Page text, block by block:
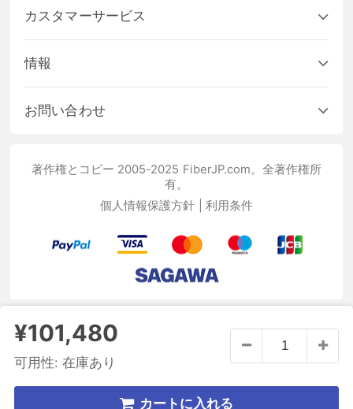
¥101,480
可用性: 在庫あり
カートに入れる
カスタマーサービス
情報
お問い合わせ
著作権とコピー 2005-2025 FiberJP.com。全著作権所
有。
個人情報保護方針
利用条件